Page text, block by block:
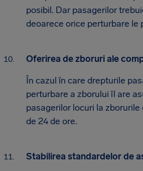
posibil. Dar pasagerilor
deoarece orice perturbare le
Oferirea de zboruri ale
În cazul în care drepturile
perturbare a zborului îl are
pasagerilor locuri la
de 24 de ore.
Stabilirea standardelor de